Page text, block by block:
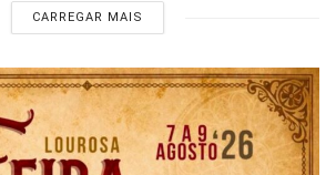
CARREGAR MAIS